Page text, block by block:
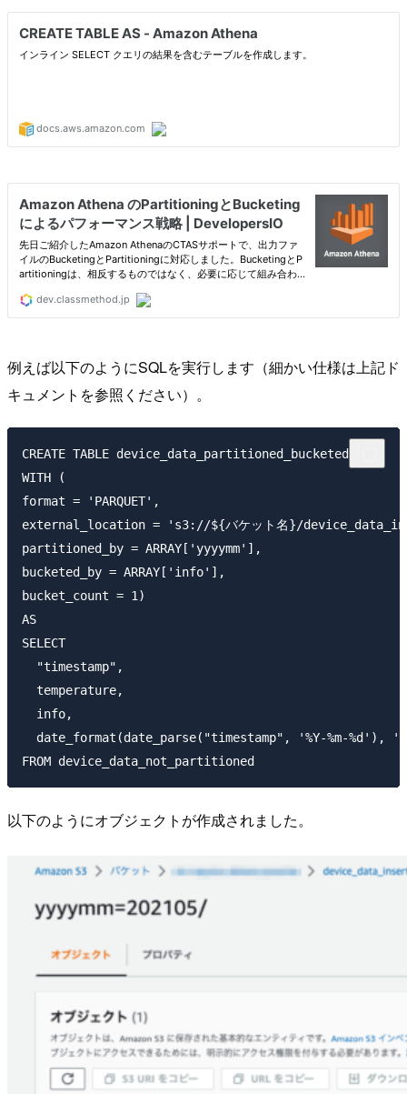
例えば以下のようにSQLを実行します（細かい仕様は上記ド
キュメントを参照ください）。
CREATE TABLE device_data_partitioned_bucketed
WITH (
format = 'PARQUET',
external_location = 's3://${バケット名}/
partitioned_by = ARRAY['yyyymm'],
bucketed_by = ARRAY['info'],
bucket_count = 1)
AS
SELECT
  "timestamp",
  temperature,
  info,
date_format(date_parse("timestamp", '%Y-%m-%d'),
以下のようにオブジェクトが作成されました。